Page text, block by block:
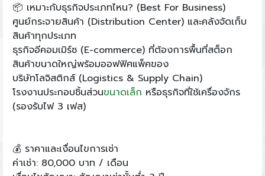
📦 เหมาะกับธุรกิจประเภทไหน? (Best For Business)
ศูนย์กระจายสินค้า (Distribution Center) และคลังจัดเก็บ
สินค้าทุกประเภท
ธุรกิจอีคอมเมิร์ซ (E-commerce) ที่ต้องการพื้นที่สต็อก
สินค้าขนาดใหญ่พร้อมออฟฟิศแพ็คของ
บริษัทโลจิสติกส์ (Logistics & Supply Chain)
โรงงานประกอบชิ้นส่วนขนาดเล็ก หรือธุรกิจที่ใช้เครื่องจักร
(รองรับไฟ 3 เฟส)
💰 ราคาและเงื่อนไขการเช่า
ค่าเช่า: 80,000 บาท / เดือน